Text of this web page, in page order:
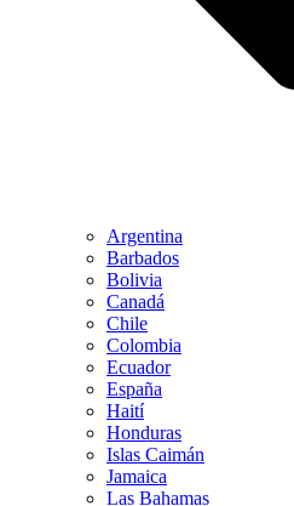
Argentina
Barbados
Bolivia
Canadá
Chile
Colombia
Ecuador
España
Haití
Honduras
Islas Caimán
Jamaica
Las Bahamas